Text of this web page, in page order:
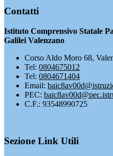
Contatti
Istituto Comprensivo Statale
Galilei Valenzano
Corso Aldo Moro 68,
Tel: 0804675012
Tel: 0804671404
Email:
PEC:
C.F.: 93548990725
Sezione Link Utili